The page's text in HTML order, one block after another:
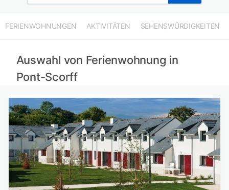
FERIENWOHNUNGEN AKTIVITÄTEN SEHENSWÜRDIGKEITEN
Auswahl von Ferienwohnung in
Pont-Scorff